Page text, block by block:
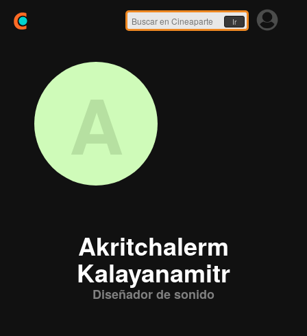
Ir
A
Akritchalerm
Kalayanamitr
Diseñador de sonido